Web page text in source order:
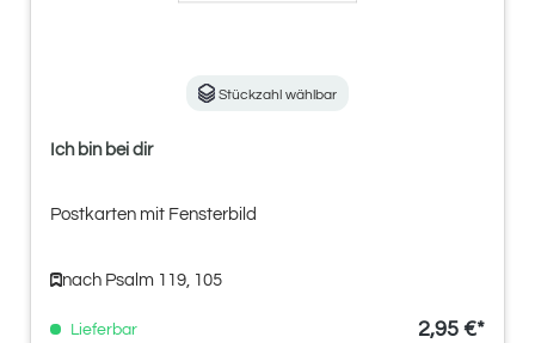
Stückzahl wählbar
Ich bin bei dir
Postkarten mit Fensterbild
nach Psalm 119, 105
Lieferbar 2,95 €*